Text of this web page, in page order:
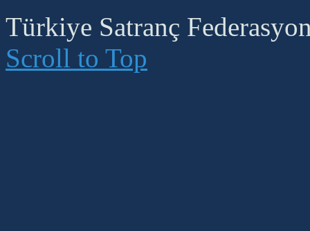
Türkiye Satranç
Scroll to Top